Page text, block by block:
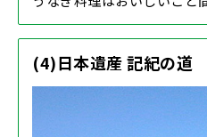
(4)日本遺産 記紀の道